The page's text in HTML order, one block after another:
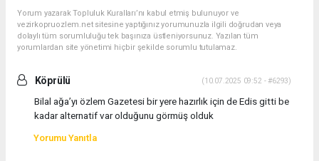
Yorum yazarak Topluluk Kuralları’nı kabul etmiş bulunuyor ve
vezirkopruozlem.net sitesine yaptığınız yorumunuzla ilgili doğrudan veya
dolaylı tüm sorumluluğu tek başınıza üstleniyorsunuz. Yazılan tüm
yorumlardan site yönetimi hiçbir şekilde sorumlu tutulamaz.
Köprülü (10.07.2025 09:52 - #6293)
Bilal ağa’yı özlem Gazetesi bir yere hazırlık için de Edis gitti be
kadar alternatif var olduğunu görmüş olduk
Yorumu Yanıtla